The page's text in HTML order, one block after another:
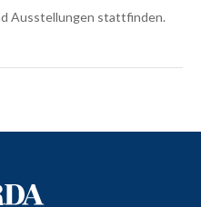
Ausstellungen stattfinden.